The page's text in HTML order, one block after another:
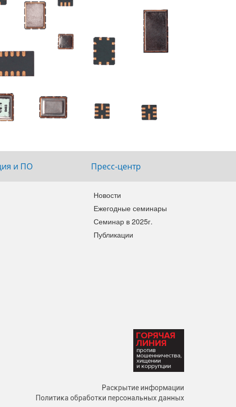
и ПО Пресс-центр
Новости
Ежегодные семинары
Семинар в 2025г.
Публикации
Раскрытие информации
Политика обработки персональных данных